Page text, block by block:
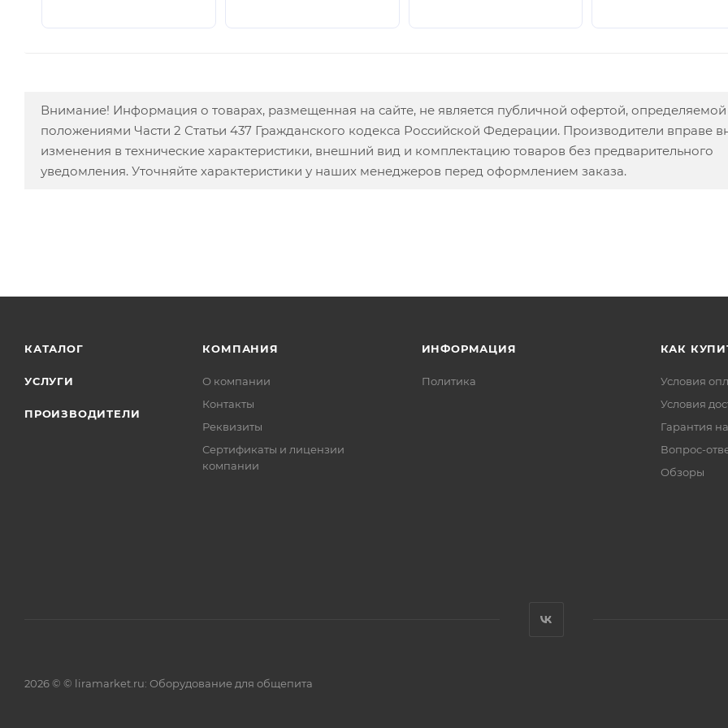
Внимание! Информация о товарах, размещенная на сайте, не является публичной офертой, определяемой
положениями Части 2 Статьи 437 Гражданского кодекса Российской Федерации. Производители вправе
изменения в технические характеристики, внешний вид и комплектацию товаров без предварительного
уведомления. Уточняйте характеристики у наших менеджеров перед оформлением заказа.
КАТАЛОГ
УСЛУГИ
ПРОИЗВОДИТЕЛИ
КОМПАНИЯ
О компании
Контакты
Реквизиты
Сертификаты и лицензии
компании
ИНФОРМАЦИЯ
Политика
КАК
Условия
Условия
Гарантия
Вопрос-
Обзоры
2026 © © liramarket.ru: Оборудование для общепита